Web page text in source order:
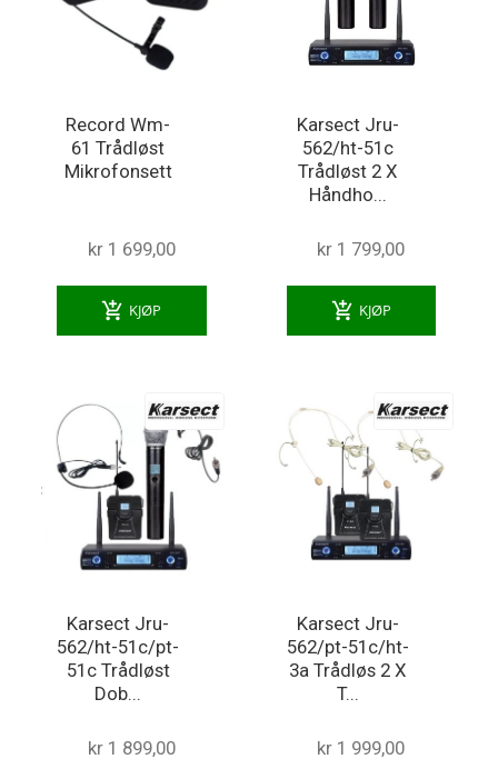
Record Wm-
61 Trådløst
Mikrofonsett
kr 1 699,00
add_shopping_cart KJØP
Karsect Jru-
562/ht-51c
Trådløst 2 X
Håndho...
kr 1 799,00
add_shopping_cart KJØP
Karsect Jru-
562/ht-51c/pt-
51c Trådløst
Dob...
kr 1 899,00
Karsect Jru-
562/pt-51c/ht-
3a Trådløs 2 X
T...
kr 1 999,00